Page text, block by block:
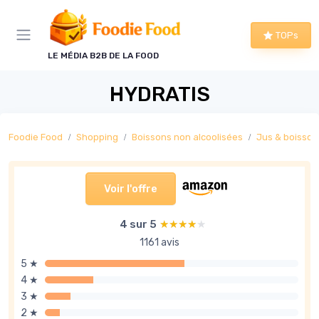
LE MÉDIA B2B DE LA FOOD
TOPs
HYDRATIS
Foodie Food Shopping Boissons non alcoolisées Jus &
Voir l'offre
4 sur 5 ★★★★★
★★★★★
1161 avis
5 ★
4 ★
3 ★
2 ★
Panneau de gestion des cookies